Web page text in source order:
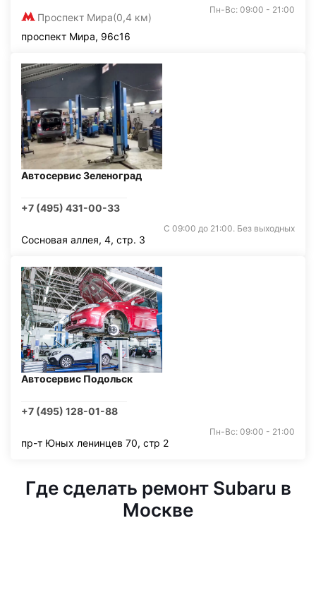
Проспект Мира(0,4 км)
Пн-Вс: 09:00 - 21:00
проспект Мира, 96с16
Автосервис Зеленоград
+7 (495) 431-00-33
С 09:00 до 21:00. Без выходных
Сосновая аллея, 4, стр. 3
Автосервис Подольск
+7 (495) 128-01-88
Пн-Вс: 09:00 - 21:00
пр-т Юных ленинцев 70, стр 2
Где сделать ремонт Subaru в
Москве